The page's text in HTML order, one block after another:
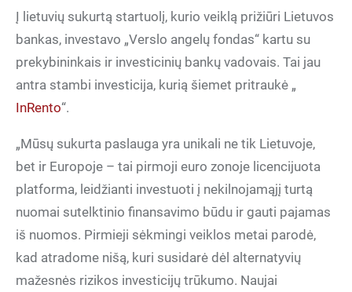
Į lietuvių sukurtą startuolį, kurio veiklą prižiūri Lietuvos
bankas, investavo „Verslo angelų fondas“ kartu su
prekybininkais ir investicinių bankų vadovais. Tai jau
antra stambi investicija, kurią šiemet pritraukė „
InRento“.
„Mūsų sukurta paslauga yra unikali ne tik Lietuvoje,
bet ir Europoje – tai pirmoji euro zonoje licencijuota
platforma, leidžianti investuoti į nekilnojamąjį turtą
nuomai sutelktinio finansavimo būdu ir gauti pajamas
iš nuomos. Pirmieji sėkmingi veiklos metai parodė,
kad atradome nišą, kuri susidarė dėl alternatyvių
mažesnės rizikos investicijų trūkumo. Naujai